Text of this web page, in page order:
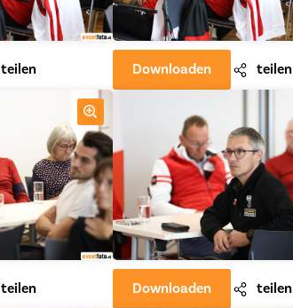
teilen Downloaden teilen
teilen Downloaden teilen